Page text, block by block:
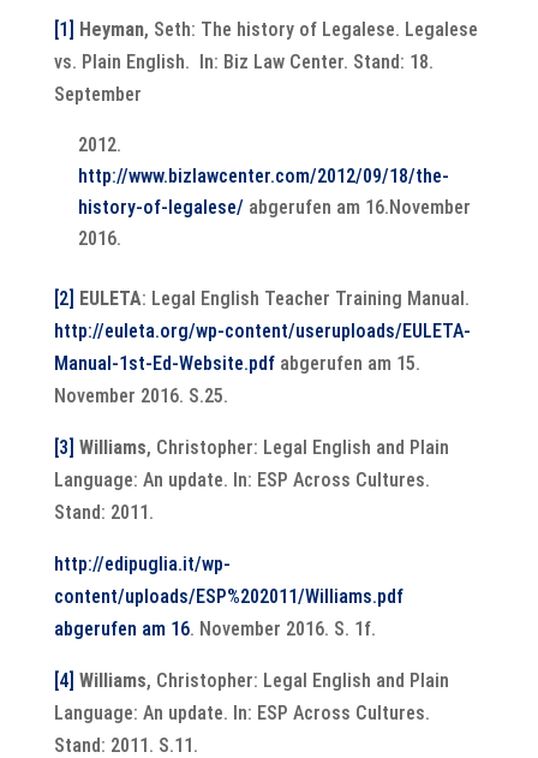
[1] Heyman, Seth: The history of Legalese. Legalese
vs. Plain English. In: Biz Law Center. Stand: 18.
September
http://www.bizlawcenter.com/2012/09/18/the-
history-of-legalese/abgerufen am 16.November
2016.
[2] EULETA: Legal English Teacher Training Manual.
http://euleta.org/wp-content/useruploads/EULETA-
Manual-1st-Ed-Website.pdfabgerufen am 15.
November 2016. S.25.
[3] Williams, Christopher: Legal English and Plain
Language: An update. In: ESP Across Cultures.
Stand: 2011.
http://edipuglia.it/wp-
content/uploads/ESP%202011/Williams.pdf
abgerufen am 16. November 2016. S. 1f.
[4] Williams, Christopher: Legal English and Plain
Language: An update. In: ESP Across Cultures.
Stand: 2011. S.11.